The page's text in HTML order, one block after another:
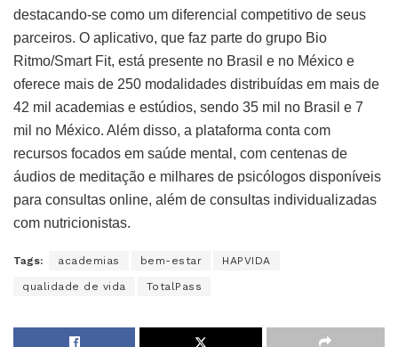
destacando-se como um diferencial competitivo de seus
parceiros. O aplicativo, que faz parte do grupo Bio
Ritmo/Smart Fit, está presente no Brasil e no México e
oferece mais de 250 modalidades distribuídas em mais de
42 mil academias e estúdios, sendo 35 mil no Brasil e 7
mil no México. Além disso, a plataforma conta com
recursos focados em saúde mental, com centenas de
áudios de meditação e milhares de psicólogos disponíveis
para consultas online, além de consultas individualizadas
com nutricionistas.
Tags: academias bem-estar HAPVIDA
qualidade de vida TotalPass